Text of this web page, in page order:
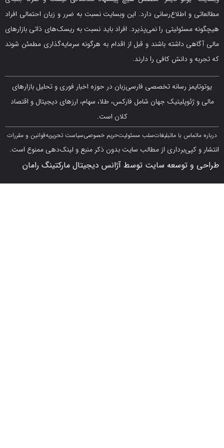
اطلاع‌رسانی دارد. این وبسایت نسبت به ضرر و زیان احتمالی افراد
را نمی‌پذیرد. افراد باید نسبت به ریسک‌های ذاتی بازارهای
داشته باشند و قبل از اقدام به هرگونه سرمایه‌گذاری مطمئن شوند
دانش کافی را دارند.
رسانه تخصصی فارسی‌زبان در حوزه اخبار فوری و تحلیل بازارهای
جهان شامل فارکس، طلا، سهام، ارزهای دیجیتال و اقتصاد
با ما تبلیغاتسلب مسئولیتحریم خصوصیسیاست تحریریهقوانین و مقررات
از مطالب سایت بدون ذکر منبع و لینک‌دهی ممنوع است.
سایت توسط آژانس دیجیتال مارکتینگ رامان